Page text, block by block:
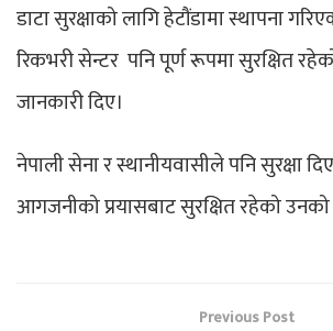
डाटा सुरक्षाको लागि हेटौंडामा स्थापना
रिकभरी सेन्टर पनि पूर्ण रूपमा सुरक्षित
जानकारी दिए।
नेपाली सेना र स्थानीयवासीले पनि सुरक्षा
आगजनीको प्रयासबाट सुरक्षित रहेको
Previous Post